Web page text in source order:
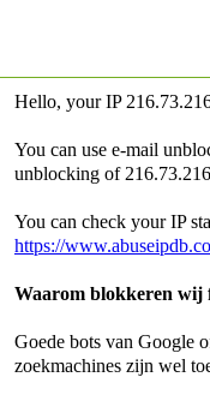
Hello, your IP
You can use e-mail
unblocking of
You can check your IP
https://
Waarom blokkeren wij
Goede bots van Google
zoekmachines zijn wel